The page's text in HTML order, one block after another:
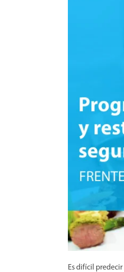
Es difícil